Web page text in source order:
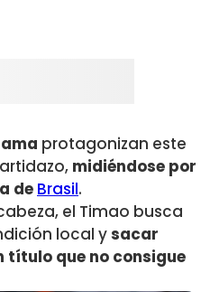
protagonizan este
midiéndose por
de Brasil.
el Timao busca
local ysacar
título que no consigue